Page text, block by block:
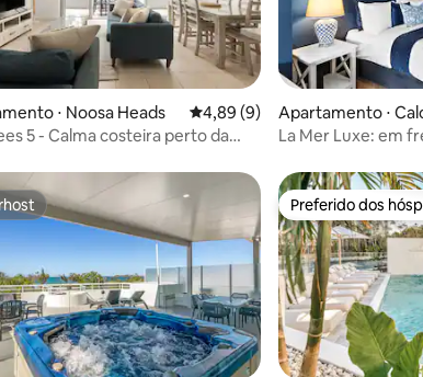
média de 5, 75 avaliações
⋅ Noosa Heads 4,89 de uma avaliação média
4,89 (9)
5 - Calma costeira perto da
Apartamento ⋅
La Mer Luxe: em
Preferido dos
Preferido dos